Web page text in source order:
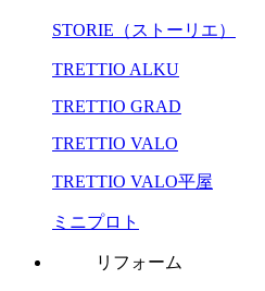
STORIE（ストーリエ）
TRETTIO ALKU
TRETTIO GRAD
TRETTIO VALO
TRETTIO VALO平屋
ミニプロト
リフォーム